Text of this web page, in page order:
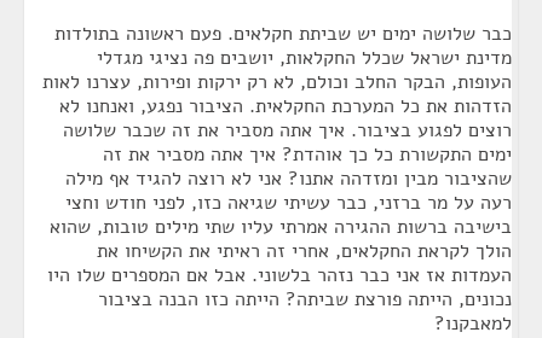
כבר שלושה ימים יש שביתת חקלאים. פעם ראשונה בתולדות
מדינת ישראל שכלל החקלאות, יושבים פה נציגי מגדלי
העופות, הבקר החלב וכולם, לא רק ירקות ופירות, עצרנו לאות
הזדהות את כל המערכת החקלאית. הציבור נפגע, ואנחנו לא
רוצים לפגוע בציבור. איך אתה מסביר את זה שכבר שלושה
ימים התקשורת כל כך אוהדת? איך אתה מסביר את זה
שהציבור מבין ומזדהה אתנו? אני לא רוצה להגיד אף מילה
רעה על מר ברזני, כבר עשיתי שגיאה כזו, לפני חודש וחצי
בישיבה ברשות ההגירה אמרתי עליו שתי מילים טובות, שהוא
הולך לקראת החקלאים, אחרי זה ראיתי את הקשיחו את
העמדות אז אני כבר נזהר בלשוני. אבל אם המספרים שלו היו
נכונים, הייתה פורצת שביתה? הייתה כזו הבנה בציבור
למאבקנו?